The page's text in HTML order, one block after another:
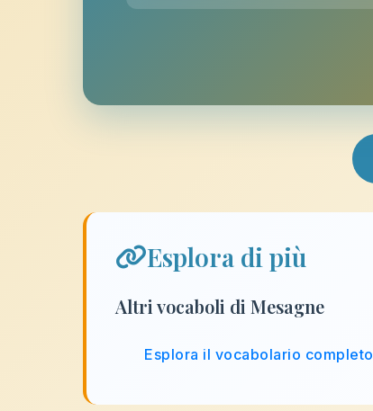
Esplora di più
Altri vocaboli di Mesagne
Esplora il vocabolario completo